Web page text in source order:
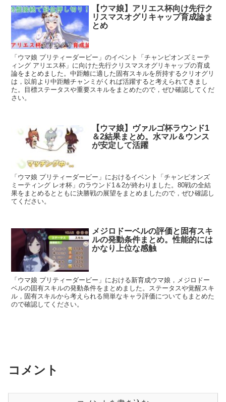
【ウマ娘】アリエス杯向け先行ク
リスマスオグリキャップ育成論ま
とめ
「ウマ娘 プリティーダービー」のイベント「チャンピオンズミーテ
ィング アリエス杯」に向けた先行クリスマスオグリキャップの育成
論をまとめました。中距離に適した固有スキルを所持するクリオグリ
は，以前より中距離チャンミがくれば活躍すると考えられてきまし
た。目標ステータスや重要スキルをまとめたので，ぜひ確認してくだ
さい。
【ウマ娘】ヴァルゴ杯ラウンド1
＆2結果まとめ。水マル＆ウンス
が安定して活躍
「ウマ娘 プリティーダービー」におけるイベント「チャンピオンズ
ミーティング レオ杯」のラウンド1＆2が終わりました。80戦の全結
果をまとめるとともに決勝戦の展望をまとめましたので，ぜひ確認し
てください。
メジロドーベルの評価と固有スキ
ルの発動条件まとめ。性能的には
かなり上位な感触
「ウマ娘 プリティーダービー」における新育成ウマ娘，メジロドー
ベルの固有スキルの発動条件をまとめました。ステータスや覚醒スキ
ル，固有スキルから考えられる簡単なキャラ評価についてもまとめた
ので確認してください。
コメント